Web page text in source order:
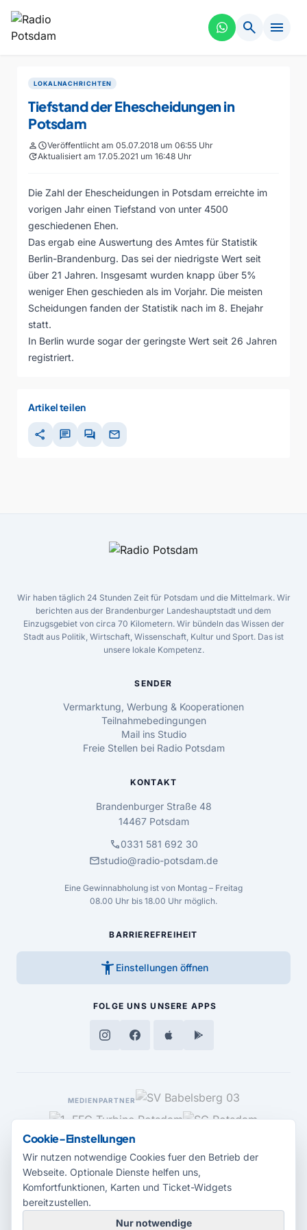
search menu
LOKALNACHRICHTEN
Tiefstand der Ehescheidungen in
Potsdam
personscheduleVeröffentlicht am 05.07.2018 um 06:55 Uhr
updateAktualisiert am 17.05.2021 um 16:48 Uhr
Die Zahl der Ehescheidungen in Potsdam erreichte im
vorigen Jahr einen Tiefstand von unter 4500
geschiedenen Ehen.
Das ergab eine Auswertung des Amtes für Statistik
Berlin-Brandenburg. Das sei der niedrigste Wert seit
über 21 Jahren. Insgesamt wurden knapp über 5%
weniger Ehen geschieden als im Vorjahr. Die meisten
Scheidungen fanden der Statistik nach im 8. Ehejahr
statt.
In Berlin wurde sogar der geringste Wert seit 26 Jahren
registriert.
Artikel teilen
share chat forum mail
Wir haben täglich 24 Stunden Zeit für Potsdam und die Mittelmark. Wir
berichten aus der Brandenburger Landeshauptstadt und dem
Einzugsgebiet von circa 70 Kilometern. Wir bündeln das Wissen der
Stadt aus Politik, Wirtschaft, Wissenschaft, Kultur und Sport. Das ist
unsere lokale Kompetenz.
SENDER
Vermarktung, Werbung & Kooperationen
Teilnahmebedingungen
Mail ins Studio
Freie Stellen bei Radio Potsdam
KONTAKT
Brandenburger Straße 48
14467 Potsdam
call0331 581 692 30
mailstudio@radio-potsdam.de
Eine Gewinnabholung ist von Montag – Freitag
08.00 Uhr bis 18.00 Uhr möglich.
BARRIEREFREIHEIT
accessibility_new Einstellungen öffnen
FOLGE UNS UNSERE APPS
MEDIENPARTNER
Cookie-Einstellungen
Wir nutzen notwendige Cookies fuer den Betrieb der
Webseite. Optionale Dienste helfen uns,
Komfortfunktionen, Karten und Ticket-Widgets
bereitzustellen.
Nur notwendige